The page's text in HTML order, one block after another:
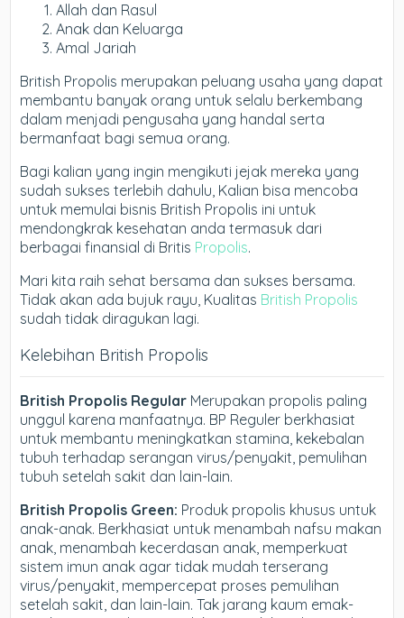
Allah dan Rasul
Anak dan Keluarga
Amal Jariah
British Propolis merupakan peluang usaha yang dapat
membantu banyak orang untuk selalu berkembang
dalam menjadi pengusaha yang handal serta
bermanfaat bagi semua orang.
Bagi kalian yang ingin mengikuti jejak mereka yang
sudah sukses terlebih dahulu, Kalian bisa mencoba
untuk memulai bisnis British Propolis ini untuk
mendongkrak kesehatan anda termasuk dari
berbagai finansial di Britis Propolis.
Mari kita raih sehat bersama dan sukses bersama.
Tidak akan ada bujuk rayu, Kualitas British Propolis
sudah tidak diragukan lagi.
Kelebihan British Propolis
British Propolis Regular Merupakan propolis paling
unggul karena manfaatnya. BP Reguler berkhasiat
untuk membantu meningkatkan stamina, kekebalan
tubuh terhadap serangan virus/penyakit, pemulihan
tubuh setelah sakit dan lain-lain.
British Propolis Green: Produk propolis khusus untuk
anak-anak. Berkhasiat untuk menambah nafsu makan
anak, menambah kecerdasan anak, memperkuat
sistem imun anak agar tidak mudah terserang
virus/penyakit, mempercepat proses pemulihan
setelah sakit, dan lain-lain. Tak jarang kaum emak-